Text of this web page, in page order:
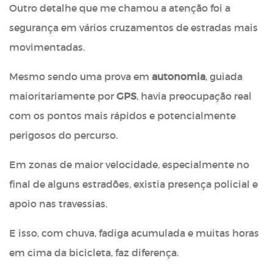
Outro detalhe que me chamou a atenção foi a
segurança em vários cruzamentos de estradas mais
movimentadas.
Mesmo sendo uma prova em autonomia, guiada
maioritariamente por GPS, havia preocupação real
com os pontos mais rápidos e potencialmente
perigosos do percurso.
Em zonas de maior velocidade, especialmente no
final de alguns estradões, existia presença policial e
apoio nas travessias.
E isso, com chuva, fadiga acumulada e muitas horas
em cima da bicicleta, faz diferença.